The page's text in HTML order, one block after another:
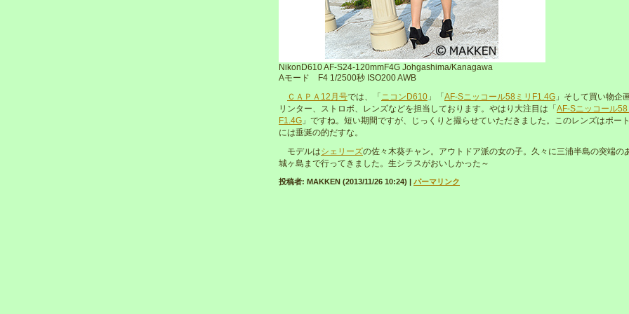
NikonD610 AF-S24-120mmF4G Johgashima/Kanagawa
Aモード F4 1/2500秒 ISO200 AWB
ＣＡＰＡ12月号では、「 ニコンD610 」「 AF-Sニッコール58ミリF1.4G 」そして買い物企
リンター、ストロボ、レンズなどを担当しております。やはり大注目は「 AF-Sニッコール58
F1.4G 」ですね。短い期間ですが、じっくりと撮らせていただきました。このレンズはポー
には垂涎の的だすな。
モデルはシェリーズの佐々木葵チャン。アウトドア派の女の子。久々に三浦半島の突端の
城ヶ島まで行ってきました。生シラスがおいしかった～
投稿者: MAKKEN (2013/11/26 10:24) | パーマリンク